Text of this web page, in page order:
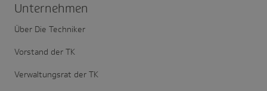
Unter­nehmen
Über Die Techniker
Vorstand der TK
Verwaltungsrat der TK